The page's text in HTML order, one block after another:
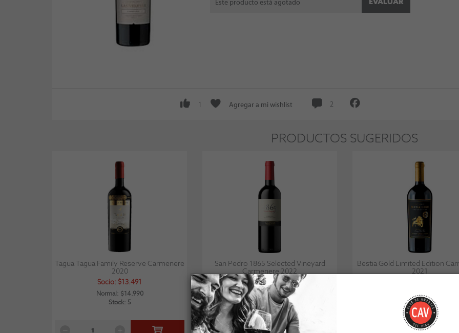
Este producto está agotado EVALUAR
1 Agregar a mi wishlist 2
PRODUCTOS SUGERIDOS
Tagua Tagua Family Reserve Carmenere
2020
Socio: $13.491
Normal: $14.990
Stock: 5
San Pedro 1865 Selected Vineyard
Carmenere 2022
Socio: $15.291
Normal: $16.990
Stock: 11
Bestia Gold Limited Edition
2021
Normal: $15.990
Stock: 1